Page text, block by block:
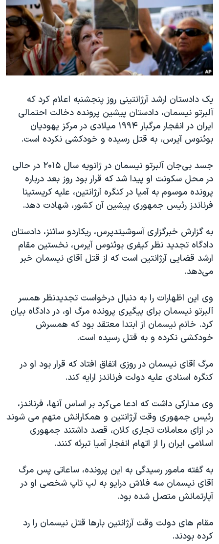
فرهنگ و زندگی
حقوق شهروندی
اقتصادی
علم و فناوری
گالری عکس
آرشیو پخش زنده
مستندها
انتخابات ریاست جمهوری آمریکا ۲۰۲۴
حمله جمهوری اسلامی به اسرائیل
رمز مهسا
اعتراضات زن، زندگی، آزادی
مجموعه مستندهای دادخواهی
تریبونال مردمی آبان ۹۸
چهل سال گروگان‌گیری
قانون شفافیت دارائی کادر رهبری ایران
اعتراضات مردمی آبان ۹۸
نرگس محمدی برنده جایزه نوبل صلح
همایش محافظه‌کاران آمریکا «سی‌پک»
صفحه‌های ویژه
دنبال کنید
زبانهای مختلف
یک دادستان ارشد آرژانتینی روز پنجشنبه اعلام کرد که
آلبرتو نیسمان، دادستان پیشین پرونده دخالت احتمالی
ایران در انفجار مرگبار ۱۹۹۴ میلادی در مرکز یهودیان
بوئنوس آیرس، به قتل رسیده و خودکشی نکرده است.
جسد بی‌جان آلبرتو نیسمان در ژانویه سال ۲۰۱۵ در حالی
در محل سکونت او پیدا شد که قرار بود روز بعد درباره
پرونده موسوم به آمیا در کنگره آرژانتین، علیه کریستینا
فرناندز رئیس جمهوری پیشین آن کشور، شهادت دهد.
به گزارش خبرگزاری آسوشیتدپرس، ریکاردو سائنز، دادستان
دادگاه تجدید نظر کیفری بوئنوس آیرس، نخستین مقام
ارشد قضایی آرژانتین است که از قتل آقای نیسمان خبر
می‌دهد.
وی این اظهارات را به دنبال درخواست تجدیدنظر همسر
آلبرتو نیسمان برای پیگیری پرونده مرگ او، در دادگاه بیان
کرد. خانم نیسمان از ابتدا معتقد بود که همسرش
خودکشی نکرده و به قتل رسیده است.
مرگ آقای نیسمان در روزی اتفاق افتاد که قرار بود او در
کنگره اسنادی علیه دولت فرناندز ارایه کند.
وی مدارکی داشت که ادعا می‌کرد بر اساس آنها، فرناندز،
رئیس جمهوری وقت آرژانتین و همکارانش متهم می شوند
در ازای معاملات تجاری کلان، قصد داشتند جمهوری
اسلامی ایران را از اتهام انفجار آمیا تبرئه کنند.
به گفته مامور رسیدگی به این پرونده، ساعاتی پس مرگ
آقای نیسمان سه فلاش درایو به لپ تاپ شخصی او در
آپارتمانش متصل شده بود.
مقام های دولت وقت آرژانتین بارها قتل نیسمان را رد
کرده بودند.